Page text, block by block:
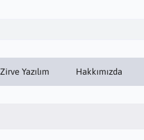
Zirve Yazılım Hakkımızda